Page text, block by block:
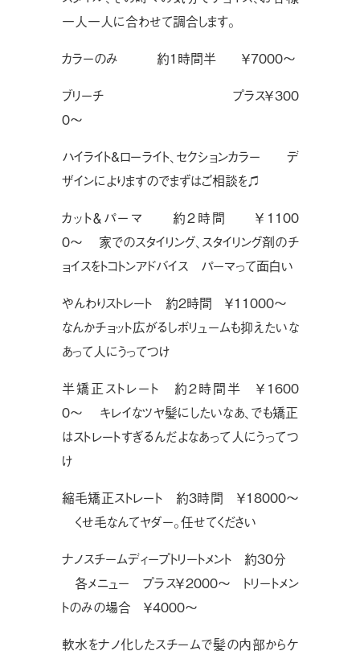
一人一人に合わせて調合します。
カラーのみ 約1時間半 ￥7000〜
ブリーチ プラス￥300
0〜
ハイライト&ローライト、セクションカラー デ
ザインによりますのでまずはご相談を♫
カット＆パーマ 約2時間 ￥1100
0〜 家でのスタイリング、スタイリング剤のチ
ョイスをトコトンアドバイス パーマって面白い
やんわりストレート 約2時間 ￥11000〜
なんかチョット広がるしボリュームも抑えたいな
あって人にうってつけ
半矯正ストレート 約2時間半 ￥1600
0〜 キレイなツヤ髪にしたいなあ、でも矯正
はストレートすぎるんだよなあって人にうってつ
け
縮毛矯正ストレート 約3時間 ￥18000〜
くせ毛なんてヤダー。任せてください
ナノスチームディープトリートメント 約30分
各メニュー プラス￥2000〜 トリートメン
トのみの場合 ￥4000〜
軟水をナノ化したスチームで髪の内部からケ